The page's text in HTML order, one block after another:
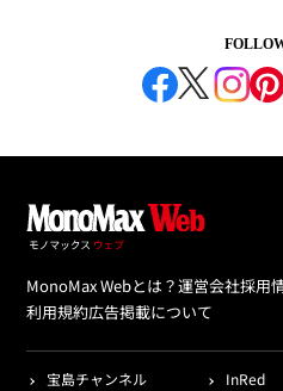
MonoMax Webとは？運営会社採用
利用規約広告掲載について
宝島チャンネル
InRed